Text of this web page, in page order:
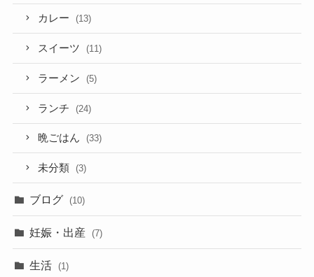
カレー (13)
スイーツ (11)
ラーメン (5)
ランチ (24)
晩ごはん (33)
未分類 (3)
ブログ (10)
妊娠・出産 (7)
生活 (1)